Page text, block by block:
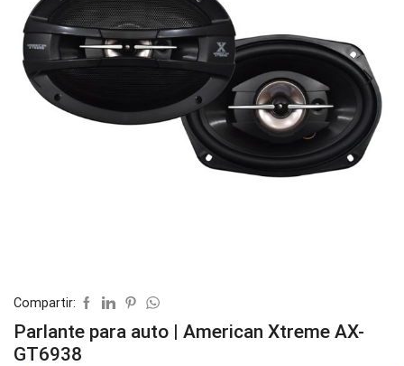
Compartir:
Parlante para auto | American Xtreme AX-
GT6938